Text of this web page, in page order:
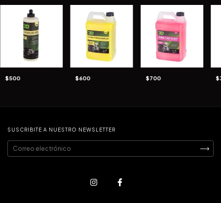
$500 $600 $700
SUSCRIBITE A NUESTRO NEWSLETTER